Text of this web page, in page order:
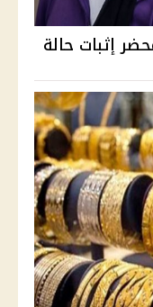
محضر إثبات حالة